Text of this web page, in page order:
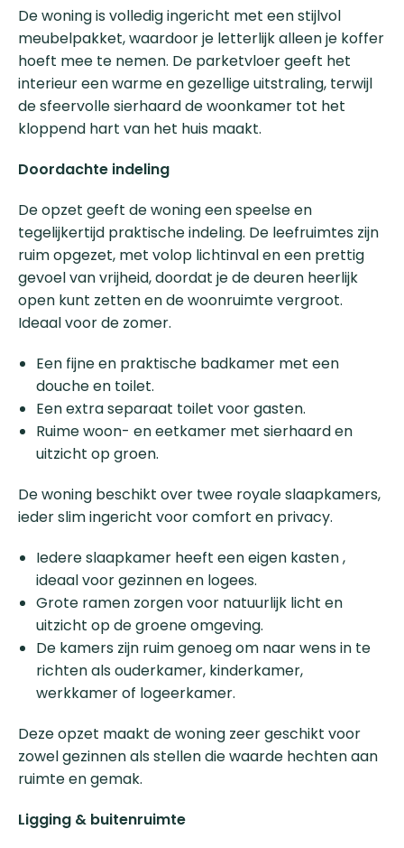
De woning is volledig ingericht met een stijlvol
meubelpakket, waardoor je letterlijk alleen je koffer
hoeft mee te nemen. De parketvloer geeft het
interieur een warme en gezellige uitstraling, terwijl
de sfeervolle sierhaard de woonkamer tot het
kloppend hart van het huis maakt.
Doordachte indeling
De opzet geeft de woning een speelse en
tegelijkertijd praktische indeling. De leefruimtes zijn
ruim opgezet, met volop lichtinval en een prettig
gevoel van vrijheid, doordat je de deuren heerlijk
open kunt zetten en de woonruimte vergroot.
Ideaal voor de zomer.
Een fijne en praktische badkamer met een
douche en toilet.
Een extra separaat toilet voor gasten.
Ruime woon- en eetkamer met sierhaard en
uitzicht op groen.
De woning beschikt over twee royale slaapkamers,
ieder slim ingericht voor comfort en privacy.
Iedere slaapkamer heeft een eigen kasten ,
ideaal voor gezinnen en logees.
Grote ramen zorgen voor natuurlijk licht en
uitzicht op de groene omgeving.
De kamers zijn ruim genoeg om naar wens in te
richten als ouderkamer, kinderkamer,
werkkamer of logeerkamer.
Deze opzet maakt de woning zeer geschikt voor
zowel gezinnen als stellen die waarde hechten aan
ruimte en gemak.
Ligging & buitenruimte